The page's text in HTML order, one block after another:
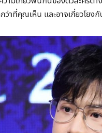
กว่าที่คุณเห็น และอาจเกี่ยวโย